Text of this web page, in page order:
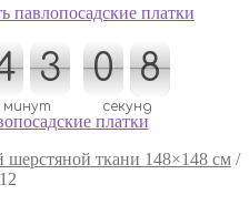
3
3
минут
1
0
0
1 8
7
7
8
секунд
ткани 148×148 см /